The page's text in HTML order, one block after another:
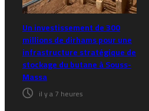
Un investissement de 300
millions de dirhams pour une
infrastructure stratégique de
stockage du butane à Souss-
Massa
il y a 7 heures